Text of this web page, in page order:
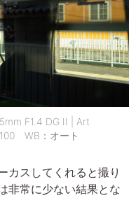
F1.4 DG II | Art
WB：オート
カスしてくれると撮り
非常に少ない結果とな